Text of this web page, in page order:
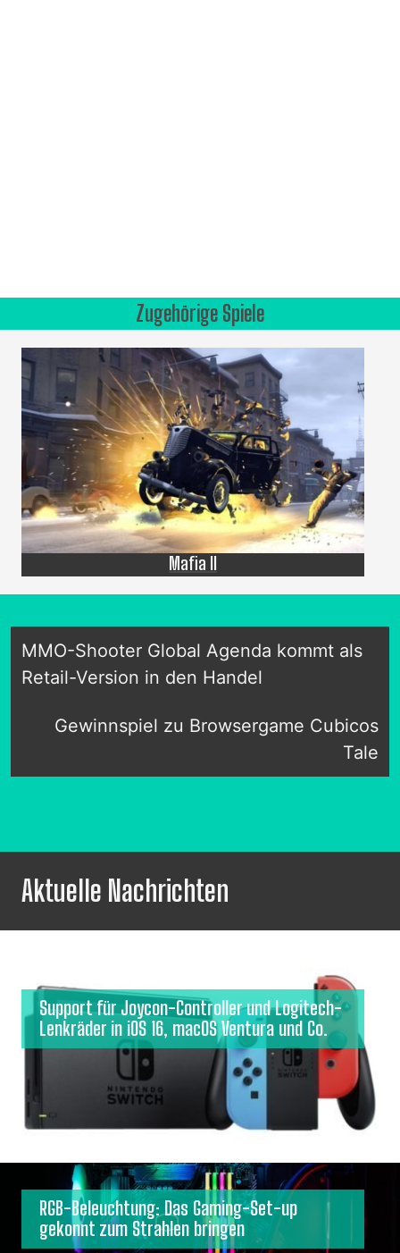
Zugehörige Spiele
Mafia II
MMO-Shooter Global Agenda kommt als
Retail-Version in den Handel
Gewinnspiel zu Browsergame Cubicos
Tale
Aktuelle Nachrichten
Support für Joycon-Controller und Logitech-
Lenkräder in iOS 16, macOS Ventura und Co.
RGB-Beleuchtung: Das Gaming-Set-up
gekonnt zum Strahlen bringen